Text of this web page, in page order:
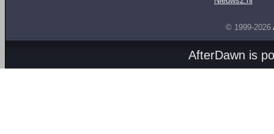
© 1999-2026
AfterDawn is